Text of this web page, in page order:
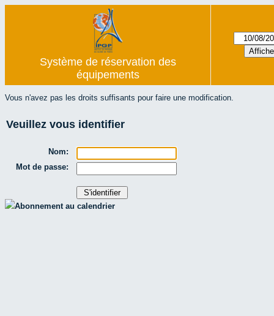
Système de réservation des
équipements
Vous n'avez pas les droits suffisants pour faire une modification.
Veuillez vous identifier
Nom:
Mot de passe:
Abonnement au calendrier